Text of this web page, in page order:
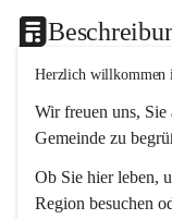
Herzlich willkommen
Wir freuen uns,
Gemeinde zu
Ob Sie hier leben,
Region besuchen